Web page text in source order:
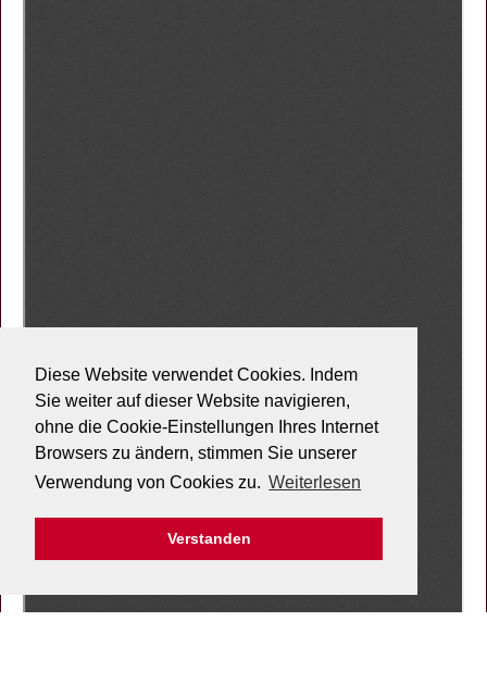
Diese Website verwendet Cookies. Indem
Sie weiter auf dieser Website navigieren,
ohne die Cookie-Einstellungen Ihres Internet
Browsers zu ändern, stimmen Sie unserer
Verwendung von Cookies zu. Weiterlesen
Verstanden